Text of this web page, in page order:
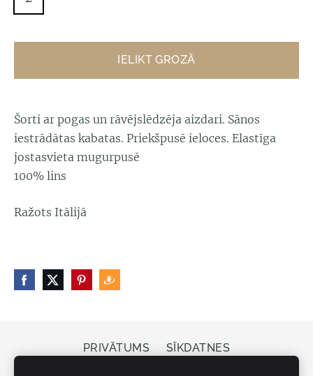
IELIKT GROZĀ
Šorti ar pogas un rāvējslēdzēja aizdari. Sānos
iestrādātas kabatas. Priekšpusē ieloces. Elastīga
jostasvieta mugurpusē
100% lins
Ražots Itālijā
PRIVĀTUMS SĪKDATNES